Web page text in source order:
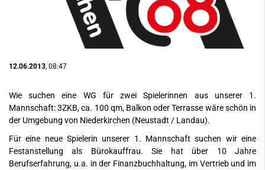
12.06.2013 , 08:47
Wie suchen eine WG für zwei Spielerinnen aus unserer 1.
Mannschaft: 3ZKB, ca. 100 qm, Balkon oder Terrasse wäre schön in
der Umgebung von Niederkirchen (Neustadt / Landau).
Für eine neue Spielerin unserer 1. Mannschaft suchen wir eine
Festanstellung als Bürokauffrau. Sie hat über 10 Jahre
Berufserfahrung, u.a. in der Finanzbuchhaltung, im Vertrieb und im